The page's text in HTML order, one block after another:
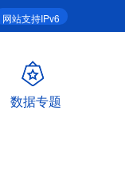
网站支持IPv6
数据专题